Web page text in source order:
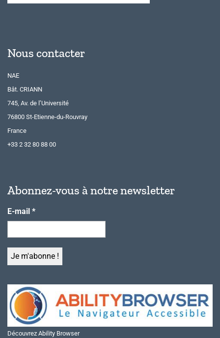
Nous contacter
NAE
Bât. CRIANN
745, Av. de l’Université
76800 St-Etienne-du-Rouvray
France
+33 2 32 80 88 00
Abonnez-vous à notre newsletter
E-mail *
Découvrez Ability Browser